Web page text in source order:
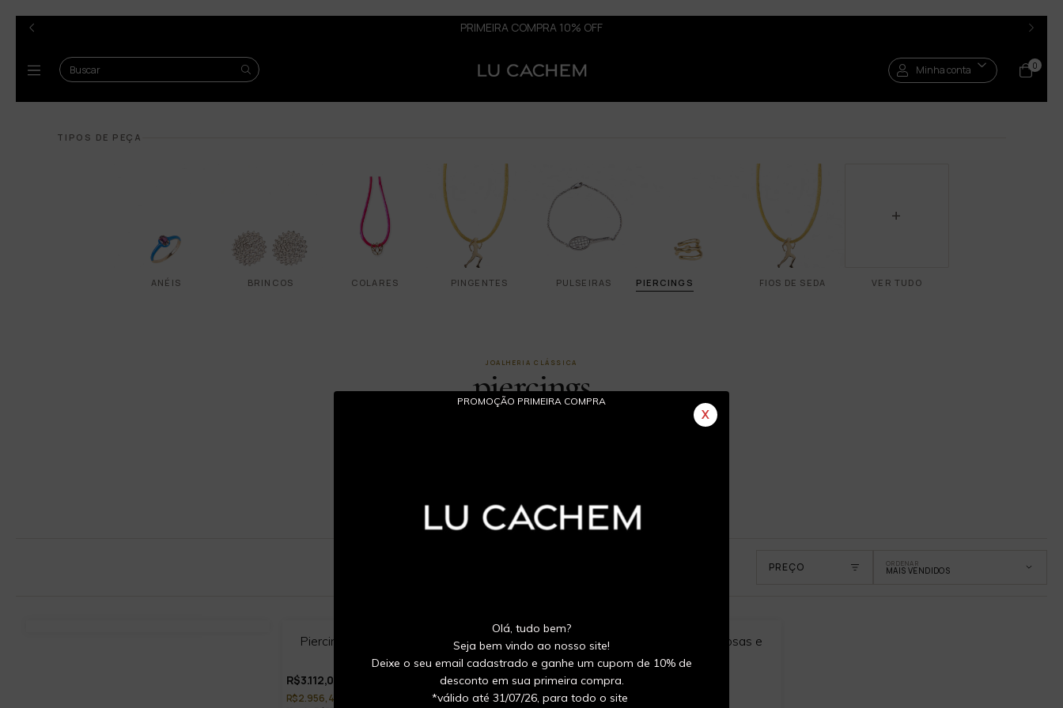
PROMOÇÃO PRIMEIRA COMPRA
X
Olá, tudo bem?
Seja bem vindo ao nosso site!
Deixe o seu email cadastrado e ganhe um cupom de 10% de
desconto em sua primeira compra.
*válido até 31/07/26, para todo o site
PRIMEIRA COMPRA 10% OFF
Minha conta 0
TIPOS DE PEÇA
ANÉIS BRINCOS COLARES PINGENTES PULSEIRAS PIERCINGS FIOS DE SEDA
+
VER TUDO
JOALHERIA CLÁSSICA
piercings
PREÇO ORDENAR
MAIS VENDIDOS
20%OFF
Piercing Little Bee com esmeraldas e
diamantes
R$3.112,00
R$2.956,40 no Pix
20%OFF
Brinco Little Bee com safiras rosas e
diamantes
R$4.784,00
R$4.544,80 no Pix